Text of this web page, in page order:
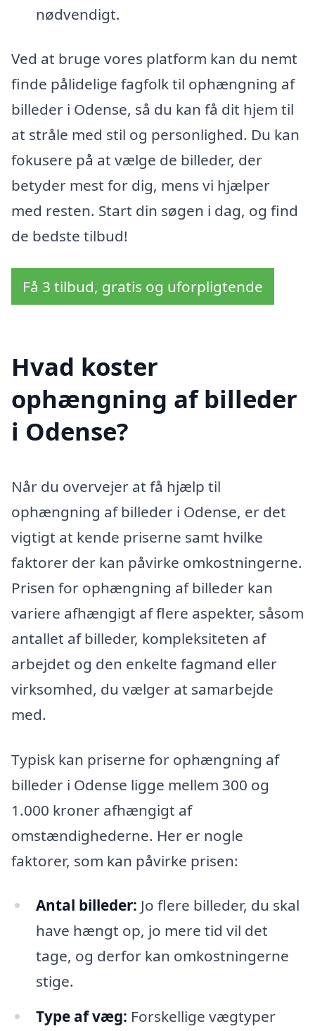
nødvendigt.
Ved at bruge vores platform kan du nemt
finde pålidelige fagfolk til ophængning af
billeder i Odense, så du kan få dit hjem til
at stråle med stil og personlighed. Du kan
fokusere på at vælge de billeder, der
betyder mest for dig, mens vi hjælper
med resten. Start din søgen i dag, og find
de bedste tilbud!
Få 3 tilbud, gratis og uforpligtende
Hvad koster
ophængning af billeder
i Odense?
Når du overvejer at få hjælp til
ophængning af billeder i Odense, er det
vigtigt at kende priserne samt hvilke
faktorer der kan påvirke omkostningerne.
Prisen for ophængning af billeder kan
variere afhængigt af flere aspekter, såsom
antallet af billeder, kompleksiteten af
arbejdet og den enkelte fagmand eller
virksomhed, du vælger at samarbejde
med.
Typisk kan priserne for ophængning af
billeder i Odense ligge mellem 300 og
1.000 kroner afhængigt af
omstændighederne. Her er nogle
faktorer, som kan påvirke prisen:
Antal billeder: Jo flere billeder, du skal
have hængt op, jo mere tid vil det
tage, og derfor kan omkostningerne
stige.
Type af væg: Forskellige vægtyper